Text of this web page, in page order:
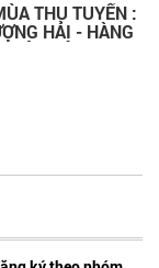
THU TUYẾN :
HẢI - HÀNG
CHÂU